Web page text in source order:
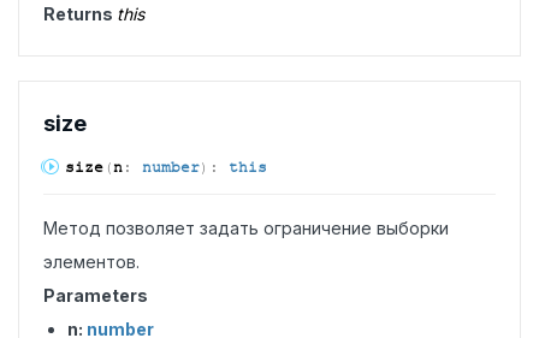
Returns this
size
size (n: number) : this
Метод позволяет задать ограничение выборки
элементов.
Parameters
n: number